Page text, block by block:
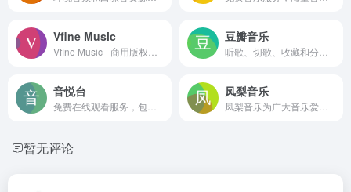
Vfine Music 豆瓣音乐
音悦台 凤梨音乐
暂无评论